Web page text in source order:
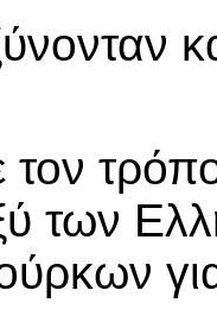
τον
των